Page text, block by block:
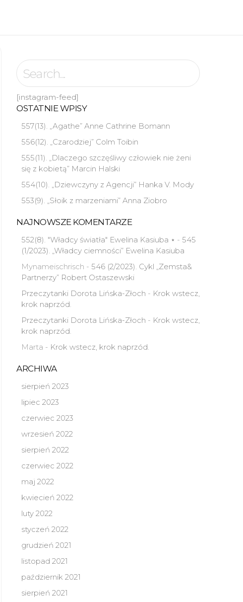
[instagram-feed]
OSTATNIE WPISY
557(13). „Agathe” Anne Cathrine Bomann
556(12). „Czarodziej” Colm Toibin
555(11). „Dlaczego szczęśliwy człowiek nie żeni
się z kobietą” Marcin Halski
554(10). „Dziewczyny z Agencji” Hanka V. Mody
553(9). „Słoik z marzeniami” Anna Ziobro
NAJNOWSZE KOMENTARZE
552(8). "Władcy światła" Ewelina Kasiuba ⋆ - 545
(1/2023). „Władcy ciemności” Ewelina Kasiuba
Mynameischrisch - 546 (2/2023). Cykl „Zemsta&
Partnerzy” Robert Ostaszewski
Przeczytanki Dorota Lińska-Złoch - Krok wstecz,
krok naprzód.
Przeczytanki Dorota Lińska-Złoch - Krok wstecz,
krok naprzód.
Marta - Krok wstecz, krok naprzód.
ARCHIWA
sierpień 2023
lipiec 2023
czerwiec 2023
wrzesień 2022
sierpień 2022
czerwiec 2022
maj 2022
kwiecień 2022
luty 2022
styczeń 2022
grudzień 2021
listopad 2021
październik 2021
sierpień 2021